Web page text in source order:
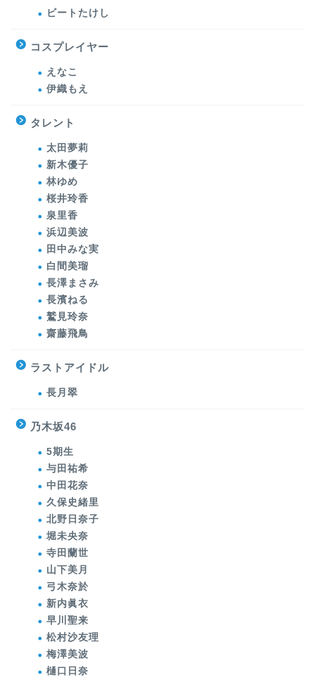
ビートたけし
コスプレイヤー
えなこ
伊織もえ
タレント
太田夢莉
新木優子
林ゆめ
桜井玲香
泉里香
浜辺美波
田中みな実
白間美瑠
長澤まさみ
長濱ねる
鷲見玲奈
齋藤飛鳥
ラストアイドル
長月翠
乃木坂46
5期生
与田祐希
中田花奈
久保史緒里
北野日奈子
堀未央奈
寺田蘭世
山下美月
弓木奈於
新内眞衣
早川聖来
松村沙友理
梅澤美波
樋口日奈